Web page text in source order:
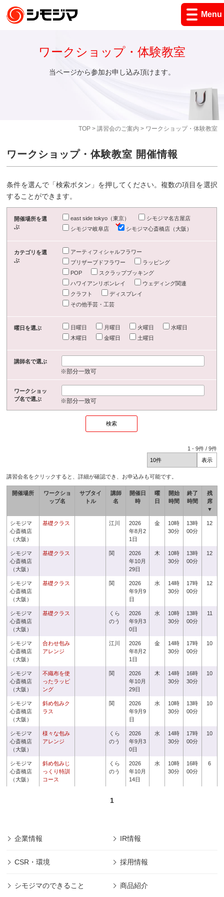
Menu
TOP> 講習会のご案内 > ワークショップ・体験教室
ワークショップ・体験教室
当ページから参加お申し込み頂けます。
ワークショップ・体験教室 開催情報
条件を選んで「検索ボタン」を押してください。複数の項目を選択
することができます。
開催場所を選
ぶ
east side tokyo（東京）
シモジマ名古屋店
シモジマ岐阜店
シモジマ心斎橋店（大阪）
カテゴリを選
ぶ
アーティフィシャルフラワー
プリザーブドフラワー
ラッピング
POP
スクラップブッキング
ハワイアンリボンレイ
ウェディング関連
クラフト
ディスプレイ
その他手芸・工芸
曜日を選ぶ 日曜日 月曜日 火曜日
水曜日
木曜日
金曜日 土曜日
講師名で選ぶ
※部分一致可
ワークショッ
プ名で選ぶ
※部分一致可
1 -9件 /9件
講習会名をクリックすると、詳細が確認でき、お申込みも可能です。
開催場所
ワークショ
ップ名
サブタイ
トル
講師
名
開催日
時
曜
日
開始
時間
終了
時間
残
席
▼
シモジマ
心斎橋店
（大阪）
基礎クラス 江川
2026
年8月2
1日
金
10時
30分
13時
00分
12
シモジマ
心斎橋店
（大阪）
基礎クラス 関
2026
年10月
29日
木
10時
30分
13時
00分
12
シモジマ
心斎橋店
（大阪）
基礎クラス 関
2026
年9月9
日
水
14時
30分
17時
00分
12
シモジマ
心斎橋店
（大阪）
基礎クラス
くら
のう
2026
年9月3
0日
水
10時
30分
13時
00分
11
シモジマ
心斎橋店
（大阪）
合わせ包み
アレンジ
江川
2026
年8月2
1日
金
14時
30分
17時
00分
10
シモジマ
心斎橋店
（大阪）
不織布を使
ったラッピ
ング
関
2026
年10月
29日
木
14時
30分
16時
30分
10
シモジマ
心斎橋店
（大阪）
斜め包みク
ラス
関
2026
年9月9
日
水
10時
30分
13時
00分
10
シモジマ
心斎橋店
（大阪）
様々な包み
アレンジ
くら
のう
2026
年9月3
0日
水
14時
30分
17時
00分
10
シモジマ
心斎橋店
（大阪）
斜め包みじ
っくり特訓
コース
くら
のう
2026
年10月
14日
水
10時
30分
16時
00分
6
1
企業情報 IR情報
CSR・環境 採用情報
シモジマのできること 商品紹介